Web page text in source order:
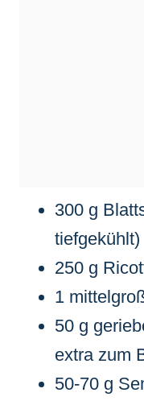
300 g
tiefgekühlt)
250 g
1
50 g
extra zum
50-70 g